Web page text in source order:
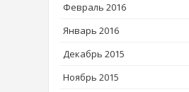
Февраль 2016
Январь 2016
Декабрь 2015
Ноябрь 2015